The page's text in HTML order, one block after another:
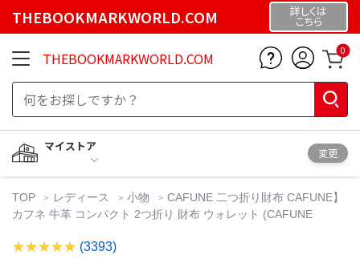
THEBOOKMARKWORLD.COM 詳しくは
こちら
THEBOOKMARKWORLD.COM 0
マイストア
変更
TOP レディース 小物
CAFUNE 二つ折り財布 CAFUNE】
カフネ 牛革 コンパクト 2つ折り 財布 ウォレット (CAFUNE
(3393)